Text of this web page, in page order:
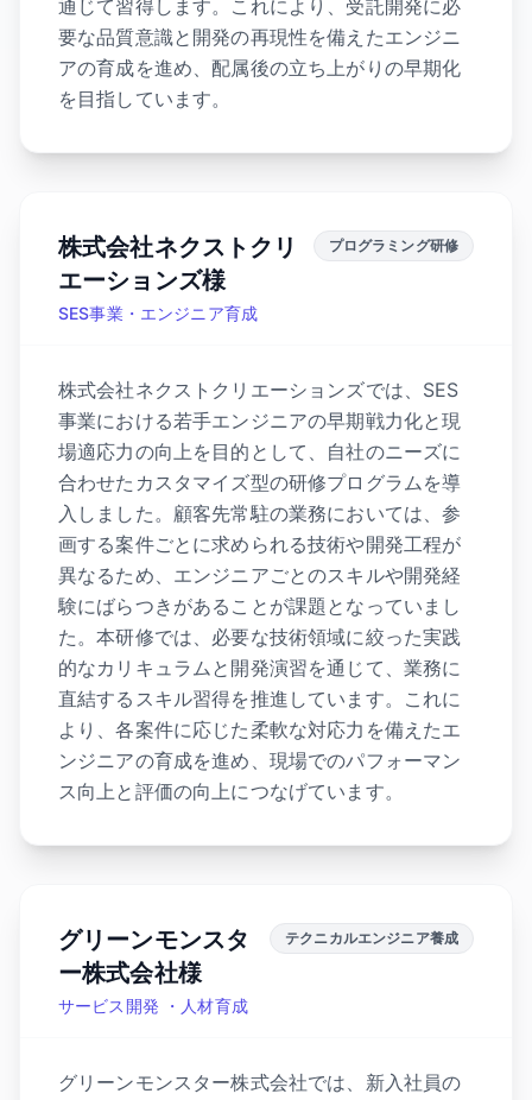
通じて習得します。これにより、受託開発に必
要な品質意識と開発の再現性を備えたエンジニ
アの育成を進め、配属後の立ち上がりの早期化
を目指しています。
株式会社ネクストクリ
エーションズ様
SES事業・エンジニア育成
プログラミング研修
株式会社ネクストクリエーションズでは、SES
事業における若手エンジニアの早期戦力化と現
場適応力の向上を目的として、自社のニーズに
合わせたカスタマイズ型の研修プログラムを導
入しました。顧客先常駐の業務においては、参
画する案件ごとに求められる技術や開発工程が
異なるため、エンジニアごとのスキルや開発経
験にばらつきがあることが課題となっていまし
た。本研修では、必要な技術領域に絞った実践
的なカリキュラムと開発演習を通じて、業務に
直結するスキル習得を推進しています。これに
より、各案件に応じた柔軟な対応力を備えたエ
ンジニアの育成を進め、現場でのパフォーマン
ス向上と評価の向上につなげています。
グリーンモンスタ
ー株式会社様
サービス開発 ・人材育成
テクニカルエンジニア養成
グリーンモンスター株式会社では、新入社員の